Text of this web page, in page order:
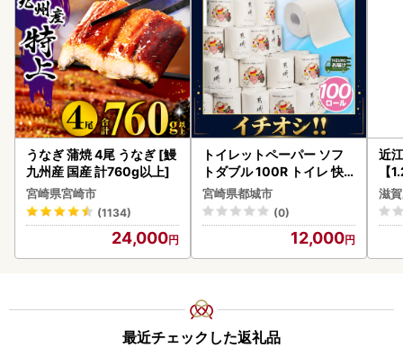
うなぎ 蒲焼 4尾 うなぎ [鰻
九州産 国産 計760g以上]
宮崎県宮崎市
(1134)
24,000
トイレットペーパー ソフ
トダブル 100R トイレ 快
速〔12-I5-TP100-R〕
宮崎県都城市
(0)
12,000
近
【
】
滋
最近チェックした返礼品